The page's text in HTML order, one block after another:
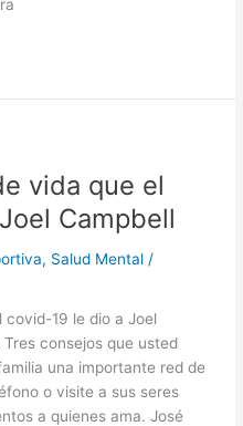
vida que el
Campbell
, Salud Mental /
19 le dio a Joel
consejos que usted
una importante red de
o visite a sus seres
a quienes ama. José